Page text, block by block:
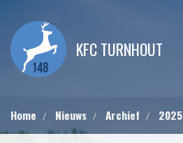
KFC TURNHOUT
Home Nieuws Archief 2025